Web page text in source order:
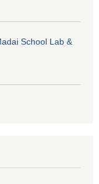
School Lab &